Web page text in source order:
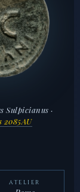
Sulpicianus ·
2085AU
ATELIER